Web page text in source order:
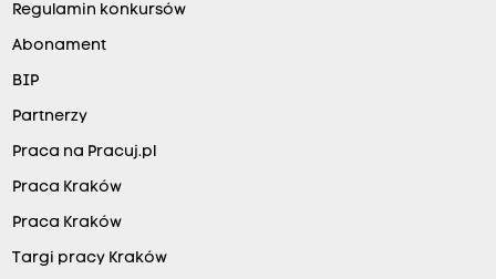
Regulamin konkursów
Abonament
BIP
Partnerzy
Praca na Pracuj.pl
Praca Kraków
Praca Kraków
Targi pracy Kraków